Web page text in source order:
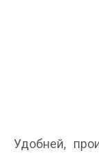
Удобней,